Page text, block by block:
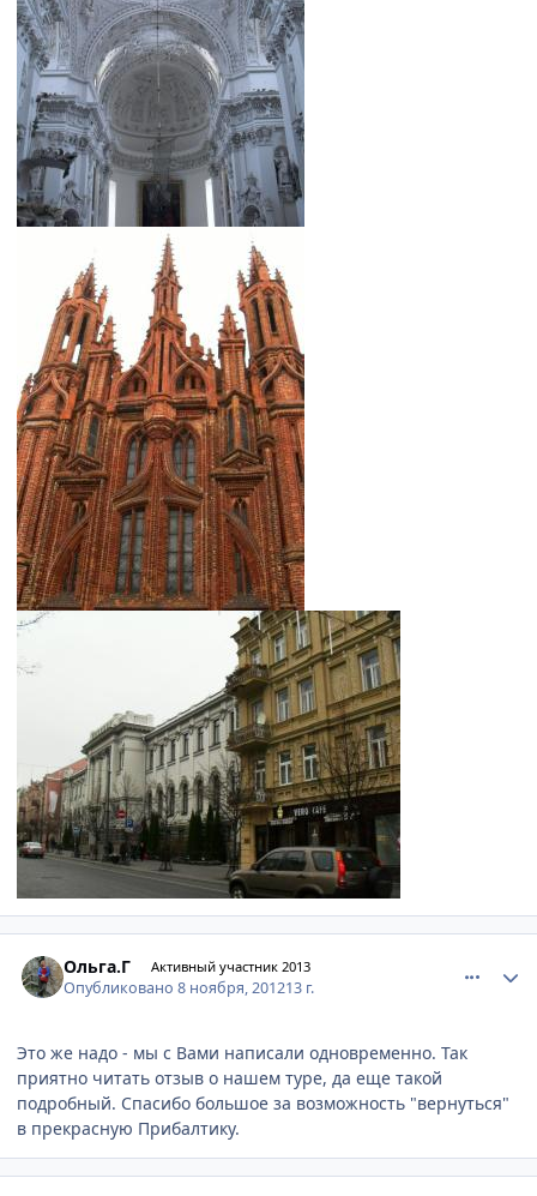
Ольга.Г Активный участник 2013
Опубликовано8 ноября, 201213 г.
Это же надо - мы с Вами написали одновременно. Так
приятно читать отзыв о нашем туре, да еще такой
подробный. Спасибо большое за возможность "вернуться"
в прекрасную Прибалтику.